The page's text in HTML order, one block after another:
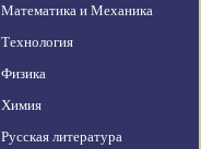
Математика и Механика
Технология
Физика
Химия
Русская литература